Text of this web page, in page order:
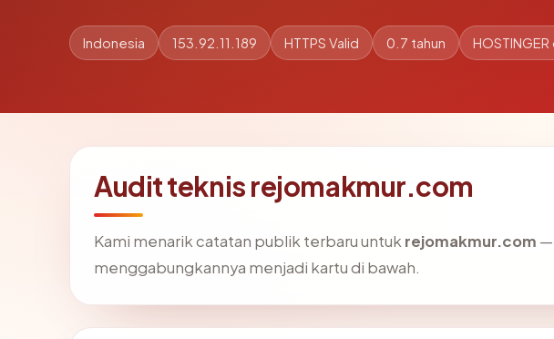
Indonesia 153.92.11.189 HTTPS Valid 0.7 tahun
Audit teknis rejomakmur.com
Kami menarik catatan publik terbaru untuk rejomakmur.com —
menggabungkannya menjadi kartu di bawah.